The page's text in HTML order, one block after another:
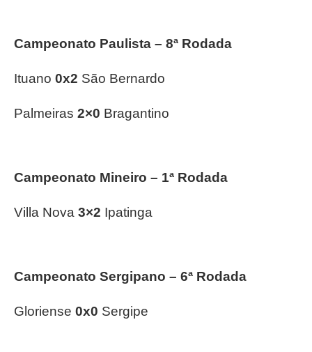
Campeonato Paulista – 8ª Rodada
Ituano 0x2 São Bernardo
Palmeiras 2×0 Bragantino
Campeonato Mineiro – 1ª Rodada
Villa Nova 3×2 Ipatinga
Campeonato Sergipano – 6ª Rodada
Gloriense 0x0 Sergipe